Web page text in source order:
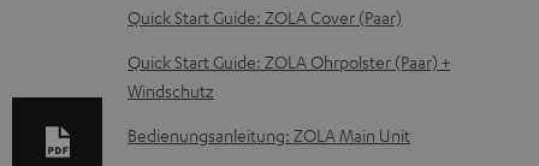
D
o
k
u
Quick Start Guide: ZOLA Cover (Paar)
Quick Start Guide: ZOLA Ohrpolster (Paar) +
Windschutz
Bedienungsanleitung: ZOLA Main Unit